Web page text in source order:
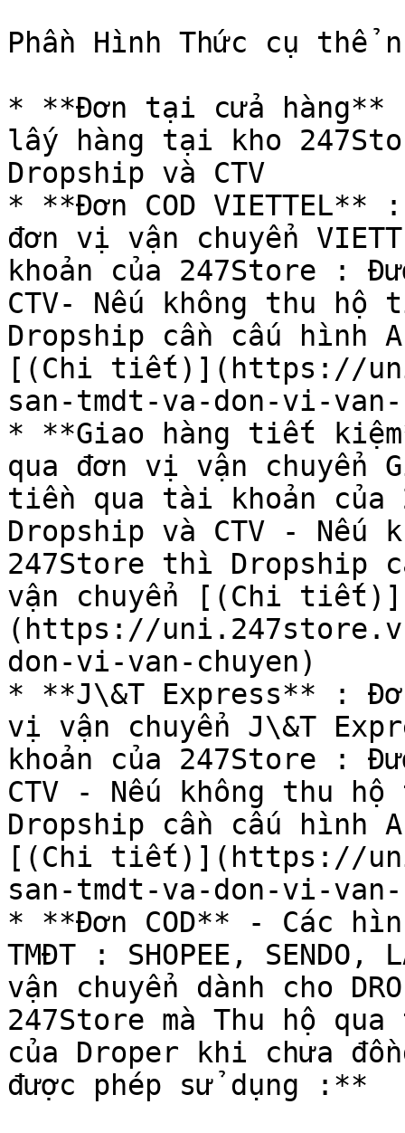
Phần Hình Thức cụ thể
* **Đơn tại cửa hàng**
lấy hàng tại kho
Dropship và CTV
* **Đơn COD
đơn vị vận chuyển
khoản của 247Store :
CTV- Nếu không thu
Dropship cần cấu hình
[(Chi tiết)](https://
san-tmdt-va-don-vi-van-
* **Giao hàng tiết
qua đơn vị vận chuyển
tiền qua tài khoản của
Dropship và CTV - Nếu
247Store thì Dropship
vận chuyển [(Chi tiết)]
(https://
don-vi-van-chuyen)
* **J\&T Express** :
vị vận chuyển J\&T
khoản của 247Store :
CTV - Nếu không thu
Dropship cần cấu hình
[(Chi tiết)](https://
san-tmdt-va-don-vi-van-
* **Đơn COD** - Các
TMĐT : SHOPEE,
vận chuyển dành cho
247Store mà Thu hộ
của Droper khi chưa
được phép sử dụng :**